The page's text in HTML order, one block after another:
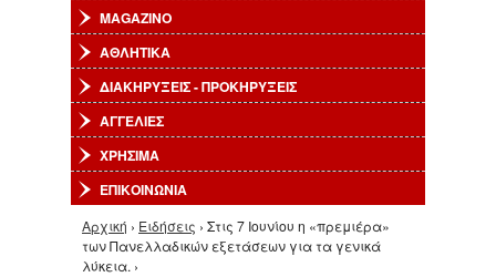
MAGAZINO
ΑΘΛΗΤΙΚΑ
ΔΙΑΚΗΡΥΞΕΙΣ - ΠΡΟΚΗΡΥΞΕΙΣ
ΑΓΓΕΛΙΕΣ
ΧΡΗΣΙΜΑ
ΕΠΙΚΟΙΝΩΝΙΑ
Είστε εδώ
Αρχική › Ειδήσεις › Στις 7 Ιουνίου η «πρεμιέρα»
των Πανελλαδικών εξετάσεων για τα γενικά
λύκεια. ›